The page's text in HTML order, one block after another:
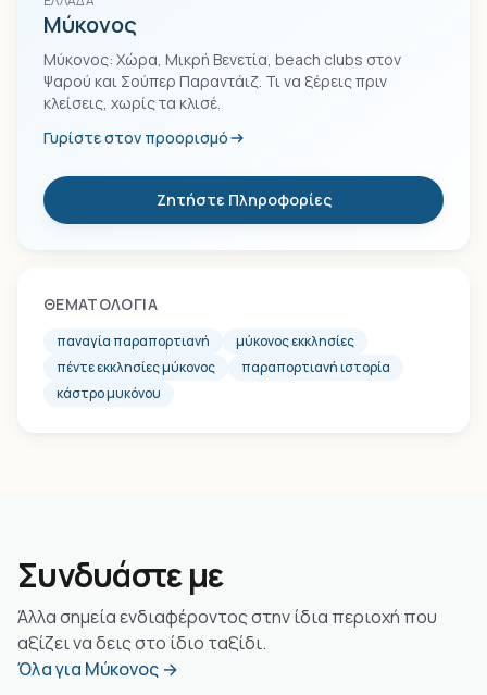
Μύκονος
Μύκονος: Χώρα, Μικρή Βενετία, beach clubs στον
Ψαρού και Σούπερ Παραντάιζ. Τι να ξέρεις πριν
κλείσεις, χωρίς τα κλισέ.
Γυρίστε στον προορισμό
Ζητήστε Πληροφορίες
ΘΕΜΑΤΟΛΟΓΊΑ
παναγία παραπορτιανή
μύκονος εκκλησίες
πέντε εκκλησίες μύκονος
παραπορτιανή ιστορία
κάστρο μυκόνου
Συνδυάστε με
Άλλα σημεία ενδιαφέροντος στην ίδια περιοχή που
αξίζει να δεις στο ίδιο ταξίδι.
Όλα για Μύκονος →